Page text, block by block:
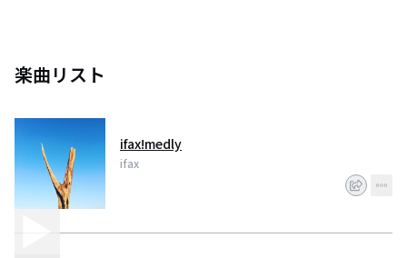
楽曲リスト
ifax!medly
ifax